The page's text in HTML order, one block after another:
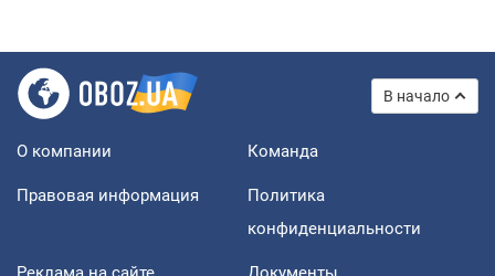
В начало
О компании Команда
Правовая информация
Политика
конфиденциальности